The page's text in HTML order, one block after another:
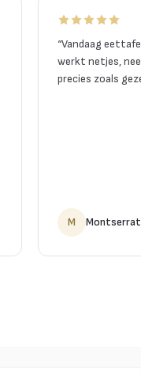
“Vandaag
werkt netjes,
precies zoals
M Montserrat